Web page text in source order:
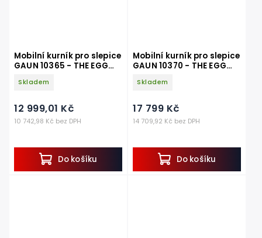
Mobilní kurník pro slepice
GAUN 10365 - THE EGG
Skladem
10 742,98 Kč bez DPH
12 999,01 Kč
Do košíku
Mobilní kurník pro slepice
GAUN 10370 - THE EGG
Skladem
14 709,92 Kč bez DPH
17 799 Kč
Do košíku